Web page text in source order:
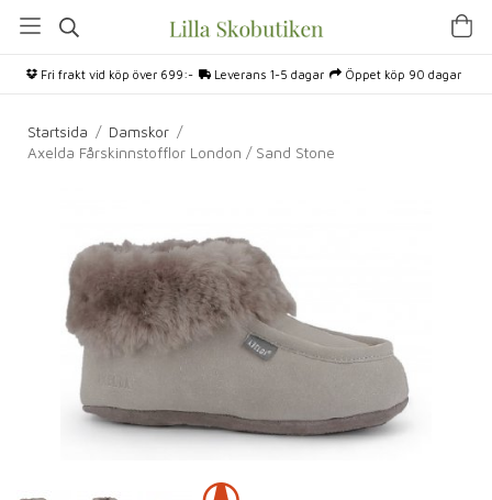
Fri frakt vid köp över 699:- Leverans 1-5 dagar Öppet köp 90 dagar
Startsida / Damskor /
Axelda Fårskinnstofflor London / Sand Stone